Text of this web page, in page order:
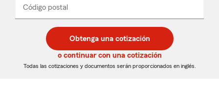
desplegable
Código postal
de
5
dígitos
de
5
dígitos
_____
Obtenga una cotización
o continuar con una cotización
Todas las cotizaciones y documentos serán proporcionados en inglés.